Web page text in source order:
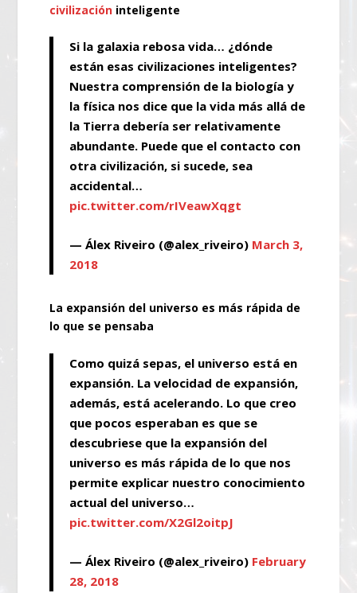
civilización inteligente
Si la galaxia rebosa vida… ¿dónde
están esas civilizaciones inteligentes?
Nuestra comprensión de la biología y
la física nos dice que la vida más allá de
la Tierra debería ser relativamente
abundante. Puede que el contacto con
otra civilización, si sucede, sea
accidental…
pic.twitter.com/rIVeawXqgt
— Álex Riveiro (@alex_riveiro) March 3,
2018
La expansión del universo es más rápida de
lo que se pensaba
Como quizá sepas, el universo está en
expansión. La velocidad de expansión,
además, está acelerando. Lo que creo
que pocos esperaban es que se
descubriese que la expansión del
universo es más rápida de lo que nos
permite explicar nuestro conocimiento
actual del universo…
pic.twitter.com/X2Gl2oitpJ
— Álex Riveiro (@alex_riveiro) February
28, 2018